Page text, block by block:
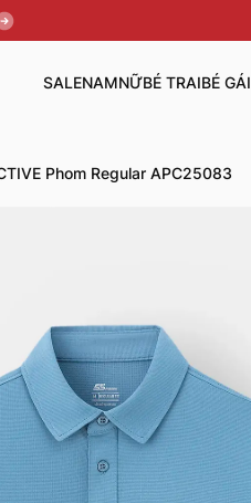
SALENAMNỮBÉ TRAIBÉ GÁI
Phom Regular APC25083